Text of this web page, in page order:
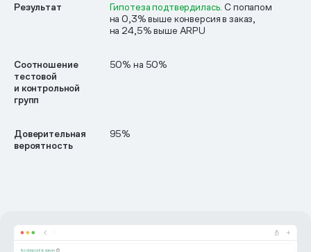
Результат Гипотеза подтвердилась. С попапом
на 0,3% выше конверсия в заказ,
на 24,5% выше ARPU
Соотношение
тестовой
и контрольной
групп
50% на 50%
Доверительная
вероятность
95%